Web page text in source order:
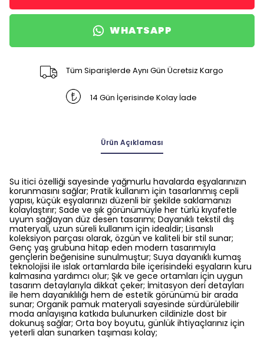
WHATSAPP
Tüm Siparişlerde Aynı Gün Ücretsiz Kargo
14 Gün İçerisinde Kolay İade
Ürün Açıklaması
Su itici özelliği sayesinde yağmurlu havalarda eşyalarınızın
korunmasını sağlar; Pratik kullanım için tasarlanmış cepli
yapısı, küçük eşyalarınızı düzenli bir şekilde saklamanızı
kolaylaştırır; Sade ve şık görünümüyle her türlü kıyafetle
uyum sağlayan düz desen tasarımı; Dayanıklı tekstil dış
materyali, uzun süreli kullanım için idealdir; Lisanslı
koleksiyon parçası olarak, özgün ve kaliteli bir stil sunar;
Genç yaş grubuna hitap eden modern tasarımıyla
gençlerin beğenisine sunulmuştur; Suya dayanıklı kumaş
teknolojisi ile ıslak ortamlarda bile içerisindeki eşyaların kuru
kalmasına yardımcı olur; Şık ve gece ortamları için uygun
tasarım detaylarıyla dikkat çeker; İmitasyon deri detayları
ile hem dayanıklılığı hem de estetik görünümü bir arada
sunar; Organik pamuk materyali sayesinde sürdürülebilir
moda anlayışına katkıda bulunurken cildinizle dost bir
dokunuş sağlar; Orta boy boyutu, günlük ihtiyaçlarınız için
yeterli alan sunarken taşıması kolay;